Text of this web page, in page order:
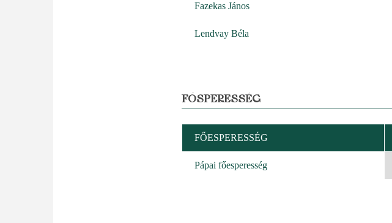
Fazekas János
Lendvay Béla
FŐSPERESSÉG
FŐESPERESSÉG
Pápai főesperesség